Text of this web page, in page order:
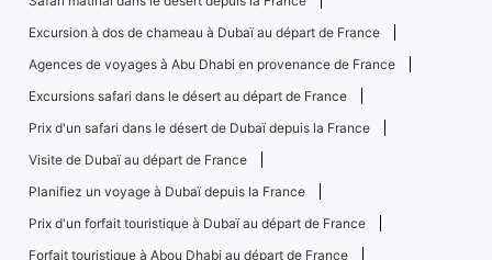
Excursion à dos de chameau à Dubaï au départ de France
Agences de voyages à Abu Dhabi en provenance de France
Excursions safari dans le désert au départ de France
Prix ​​d'un safari dans le désert de Dubaï depuis la France
Visite de Dubaï au départ de France
Planifiez un voyage à Dubaï depuis la France
Prix ​​d'un forfait touristique à Dubaï au départ de France
Forfait touristique à Abou Dhabi au départ de France